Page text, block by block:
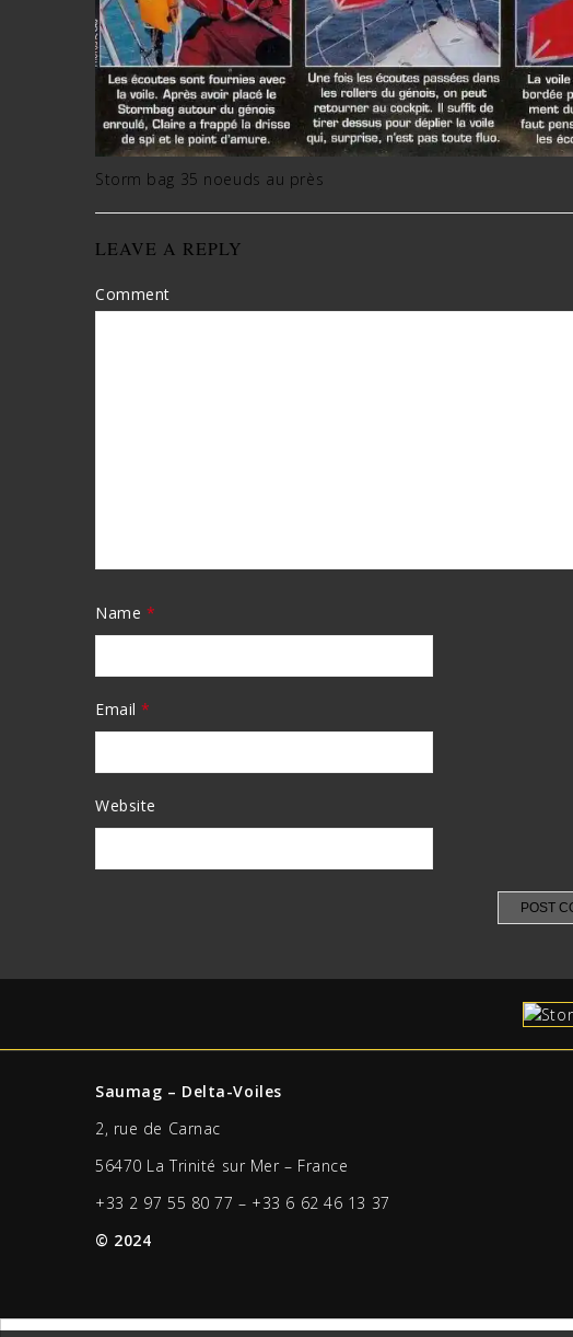
Storm bag 35 noeuds au près
LEAVE A REPLY
Comment
Name *
Email*
Website
Saumag – Delta-Voiles
2, rue de Carnac
56470 La Trinité sur Mer – France
+33 2 97 55 80 77 – +33 6 62 46 13 37
© 2024